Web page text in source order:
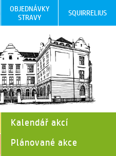
OBJEDNÁVKY
STRAVY
SQUIRRELIUS
Kalendář akcí
Plánované akce